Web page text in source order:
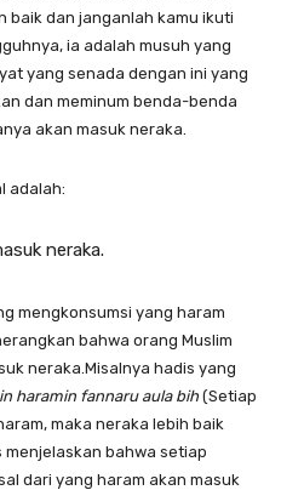
baik dan janganlah kamu ikuti
ia adalah musuh yang
yang senada dengan ini yang
dan meminum benda-benda
akan masuk neraka.
adalah:
neraka.
mengkonsumsi yang haram
bahwa orang Muslim
neraka.Misalnya hadis yang
haramin fannaru aula bih (Setiap
maka neraka lebih baik
bahwa setiap
dari yang haram akan masuk